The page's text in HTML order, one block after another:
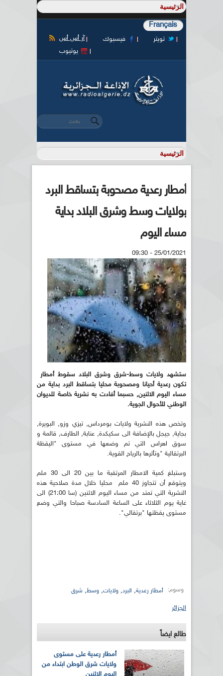
Français
آر أس أس فيسبوك
تويتر
يوتيوب
استمارة البحث
‏بحث ‏
أمطار رعدية مصحوبة بتساقط البرد
بولايات وسط وشرق البلاد بداية
مساء اليوم
25/01/2021 - 09:30
ستشهد ولايات وسط-شرق وشرق البلاد سقوط أمطار
تكون رعدية أحيانا ومصحوبة محليا بتساقط البرد بداية من
مساء اليوم الاثنين, حسبما أفادت به نشرية خاصة للديوان
الوطني للأحوال الجوية.
وتخص هذه النشرية ولايات بومرداس, تيزي وزو, البويرة,
بجاية, جيجل بالإضافة الى سكيكدة, عنابة, الطارف, قالمة و
سوق اهراس التي تم وضعها في مستوى "اليقظة
البرتقالية "وتأثرها بالرياح القوية.
وستبلغ كمية الامطار المرتقبة ما بين 20 الى 30 ملم
ويتوقع أن تتجاوز 40 ملم محليا خلال مدة صلاحية هذه
النشرية التي تمتد من مساء اليوم الاثنين (سا 21:00) الى
غاية يوم الثلاثاء على الساعة السادسة صباحا والتي وضع
مستوى يقظتها "برتقالي".
وسوم: أمطار رعدية, البرد, ولايات, وسط, شرق
الجزائر
طالع ايضاً
أمطار رعدية على مستوى
ولايات شرق الوطن ابتداء من
اليوم الاثنين